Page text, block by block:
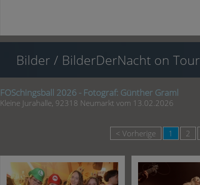
Bilder / BilderDerNacht on Tour
FOSchingsball 2026 - Fotograf: Günther Graml
Kleine Jurahalle, 92318 Neumarkt vom 13.02.2026
< Vorherige 1 2